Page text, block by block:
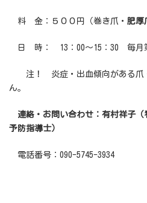
料 金：５００円（巻き爪・ 肥厚
日 時： 13：00～15：30 毎月第
注！ 炎症・出血傾向がある爪
ん。
連絡・お問い合わせ：有村祥子
予防指導士）
電話番号：090-5745-3934